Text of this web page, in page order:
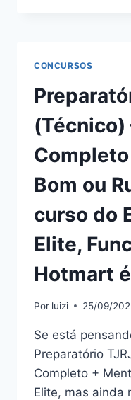
ELITE:
BOM
OU
RUIM?
REVIEW
CURSO
DE
ELITE,
FUNCIONA
MESMO?
É
CONCURSOS
(Técnico)
Bom ou
curso do
Elite,
Hotmart
Por luizi 25/09/
Se está
Preparatório
Completo +
Elite, mas ainda